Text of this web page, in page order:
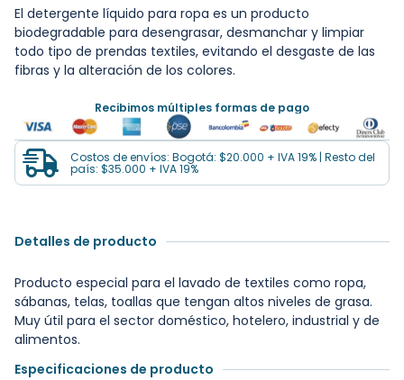
El detergente líquido para ropa es un producto
biodegradable para desengrasar, desmanchar y limpiar
todo tipo de prendas textiles, evitando el desgaste de las
fibras y la alteración de los colores.
Recibimos múltiples formas de pago
Costos de envíos: Bogotá: $20.000 + IVA 19% | Resto del
país: $35.000 + IVA 19%
Detalles de producto
Producto especial para el lavado de textiles como ropa,
sábanas, telas, toallas que tengan altos niveles de grasa.
Muy útil para el sector doméstico, hotelero, industrial y de
alimentos.
Especificaciones de producto